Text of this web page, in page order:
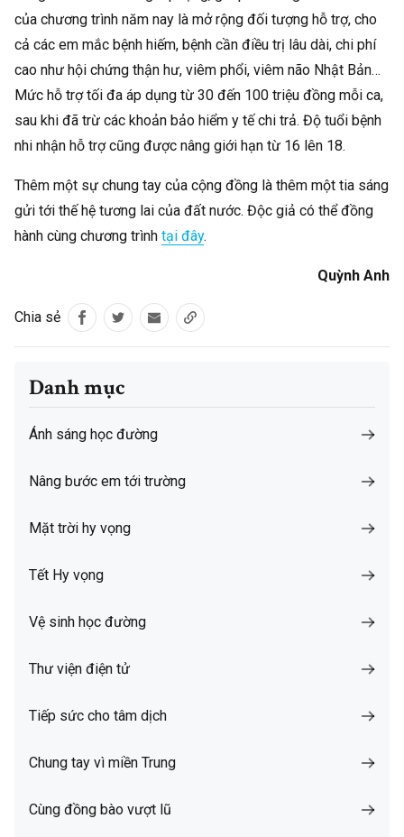
của chương trình năm nay là mở rộng đối tượng hỗ trợ, cho
cả các em mắc bệnh hiếm, bệnh cần điều trị lâu dài, chi phí
cao như hội chứng thận hư, viêm phổi, viêm não Nhật Bản…
Mức hỗ trợ tối đa áp dụng từ 30 đến 100 triệu đồng mỗi ca,
sau khi đã trừ các khoản bảo hiểm y tế chi trả. Độ tuổi bệnh
nhi nhận hỗ trợ cũng được nâng giới hạn từ 16 lên 18.
Thêm một sự chung tay của cộng đồng là thêm một tia sáng
gửi tới thế hệ tương lai của đất nước. Độc giả có thể đồng
hành cùng chương trình tại đây.
Quỳnh Anh
Chia sẻ
Danh mục
Ánh sáng học đường
Nâng bước em tới trường
Mặt trời hy vọng
Tết Hy vọng
Vệ sinh học đường
Thư viện điện tử
Tiếp sức cho tâm dịch
Chung tay vì miền Trung
Cùng đồng bào vượt lũ